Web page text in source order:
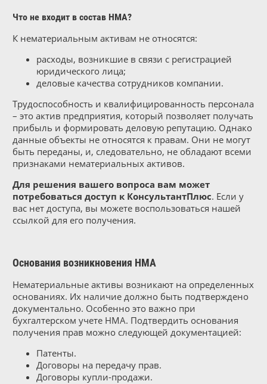
Что не входит в состав НМА?
К нематериальным активам не относятся:
расходы, возникшие в связи с регистрацией
юридического лица;
деловые качества сотрудников компании.
Трудоспособность и квалифицированность персонала
– это актив предприятия, который позволяет получать
прибыль и формировать деловую репутацию. Однако
данные объекты не относятся к правам. Они не могут
быть переданы, и, следовательно, не обладают всеми
признаками нематериальных активов.
Для решения вашего вопроса вам может
потребоваться доступ к КонсультантПлюс. Если у
вас нет доступа, вы можете воспользоваться нашей
ссылкой для его получения.
Основания возникновения НМА
Нематериальные активы возникают на определенных
основаниях. Их наличие должно быть подтверждено
документально. Особенно это важно при
бухгалтерском учете НМА. Подтвердить основания
получения прав можно следующей документацией:
Патенты.
Договоры на передачу прав.
Договоры купли-продажи.